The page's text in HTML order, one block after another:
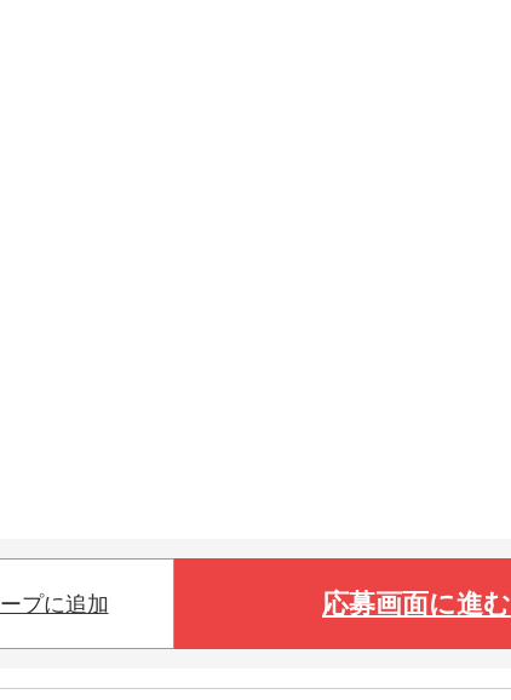
プに追加 応募画面に進む